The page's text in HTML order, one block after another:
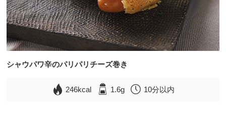
シャウパワ辛のパリパリチーズ巻き
246kcal 1.6g 10分以内